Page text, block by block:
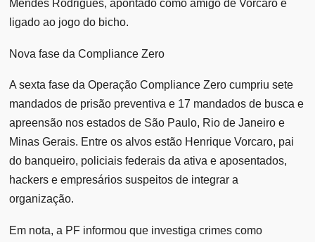
Mendes Rodrigues, apontado como amigo de Vorcaro e
ligado ao jogo do bicho.
Nova fase da Compliance Zero
A sexta fase da Operação Compliance Zero cumpriu sete
mandados de prisão preventiva e 17 mandados de busca e
apreensão nos estados de São Paulo, Rio de Janeiro e
Minas Gerais. Entre os alvos estão Henrique Vorcaro, pai
do banqueiro, policiais federais da ativa e aposentados,
hackers e empresários suspeitos de integrar a
organização.
Em nota, a PF informou que investiga crimes como